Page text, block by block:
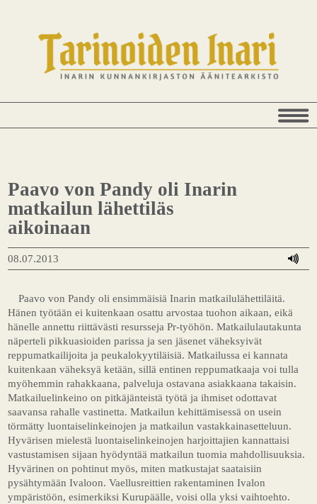
Paavo von Pandy oli Inarin
matkailun lähettiläs
aikoinaan
08.07.2013
Paavo von Pandy oli ensimmäisiä Inarin matkailulähettiläitä.
Hänen työtään ei kuitenkaan osattu arvostaa tuohon aikaan, eikä
hänelle annettu riittävästi resursseja Pr-työhön. Matkailulautakunta
näperteli pikkuasioiden parissa ja sen jäsenet väheksyivät
reppumatkailijoita ja peukalokyytiläisiä. Matkailussa ei kannata
kuitenkaan väheksyä ketään, sillä entinen reppumatkaaja voi tulla
myöhemmin rahakkaana, palveluja ostavana asiakkaana takaisin.
Matkailuelinkeino on pitkäjänteistä työtä ja ihmiset odottavat
saavansa rahalle vastinetta. Matkailun kehittämisessä on usein
törmätty luontaiselinkeinojen ja matkailun vastakkainasetteluun.
Hyvärisen mielestä luontaiselinkeinojen harjoittajien kannattaisi
vastustamisen sijaan hyödyntää matkailun tuomia mahdollisuuksia.
Hyvärinen on pohtinut myös, miten matkustajat saataisiin
pysähtymään Ivaloon. Vaellusreittien rakentaminen Ivalon
ympäristöön, esimerkiksi Kurupäälle, voisi olla yksi vaihtoehto.